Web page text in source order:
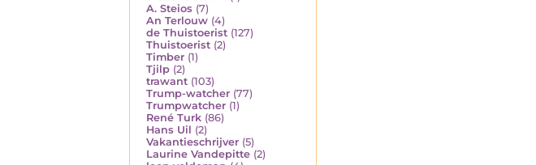
A. Steios (7)
An Terlouw (4)
de Thuistoerist (127)
Thuistoerist (2)
Timber (1)
Tjilp (2)
trawant (103)
Trump-watcher (77)
Trumpwatcher (1)
René Turk (86)
Hans Uil (2)
Vakantieschrijver (5)
Laurine Vandepitte (2)